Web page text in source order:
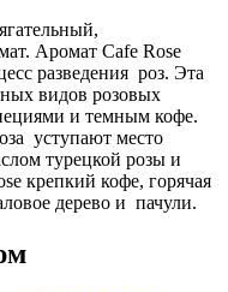
Аромат Cafe Rose
разведения роз. Эта
видов розовых
и темным кофе.
уступают место
турецкой розы и
крепкий кофе, горячая
дерево и пачули.